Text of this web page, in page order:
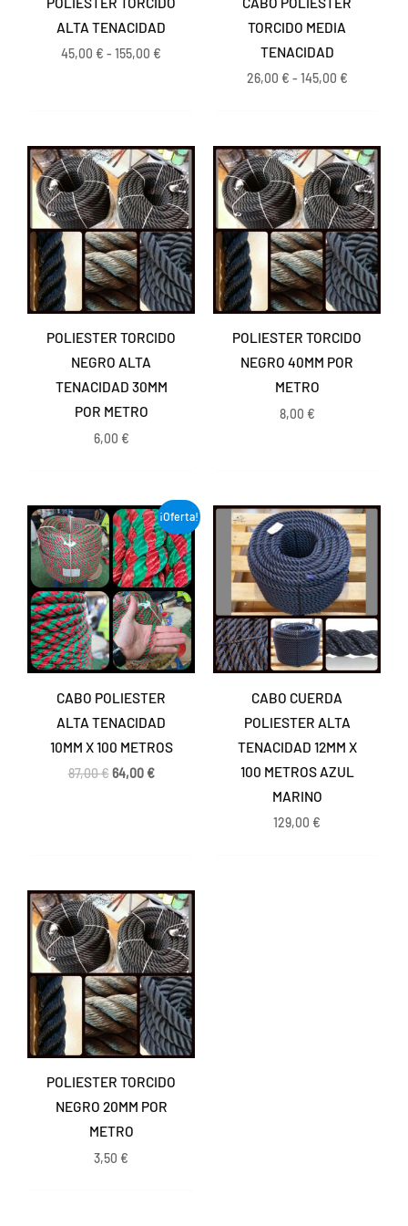
ALTA TENACIDAD
45,00 € - 155,00 €
TORCIDO MEDIA
TENACIDAD
26,00 € - 145,00 €
POLIESTER TORCIDO
NEGRO ALTA
TENACIDAD 30MM
POR METRO
6,00 €
POLIESTER TORCIDO
NEGRO 40MM POR
METRO
8,00 €
¡Oferta!
CABO POLIESTER
ALTA TENACIDAD
10MM X 100 METROS
87,00€
El
precio
original
era:
87,00 €.
64,00 €
El
precio
actual
es:
64,00 €.
CABO CUERDA
POLIESTER ALTA
TENACIDAD 12MM X
100 METROS AZUL
MARINO
129,00 €
POLIESTER TORCIDO
NEGRO 20MM POR
METRO
3,50 €